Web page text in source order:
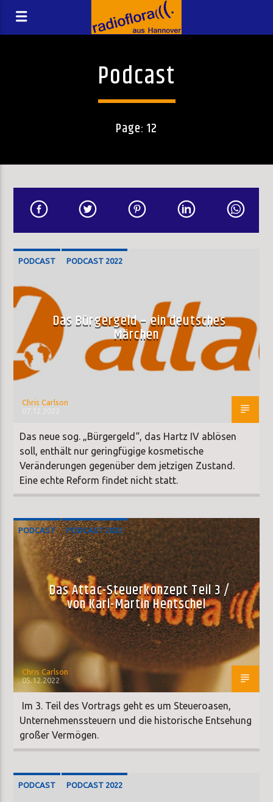
Podcast
Page: 12
PODCAST PODCAST 2022
Das Bürgergeld – ein deutsches
Märchen
Chris Carlson
Das neue sog. „Bürgergeld“, das Hartz IV ablösen
soll, enthält nur geringfügige kosmetische
Veränderungen gegenüber dem jetzigen Zustand.
Eine echte Reform findet nicht statt.
PODCAST PODCAST 2022
Das Attac-Steuerkonzept Teil 3 /
von Karl-Martin Hentschel
Chris Carlson
05.12.2022
Im 3. Teil des Vortrags geht es um Steueroasen,
Unternehmenssteuern und die historische Entsehung
großer Vermögen.
PODCAST PODCAST 2022